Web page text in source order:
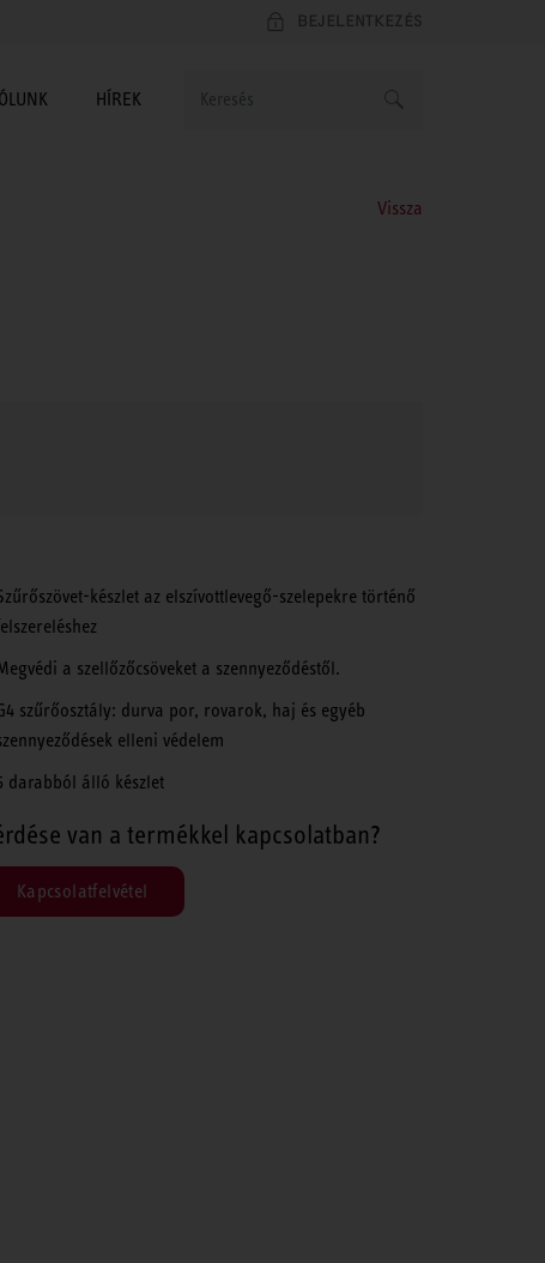
BEJELENTKEZÉS
HÍREK
Vissza
készlet az elszívottlevegő-szelepekre történő
a szellőzőcsöveket a szennyeződéstől.
szűrőosztály: durva por, rovarok, haj és egyéb
elleni védelem
darabból álló készlet
van a termékkel kapcsolatban?
Kapcsolatfelvétel